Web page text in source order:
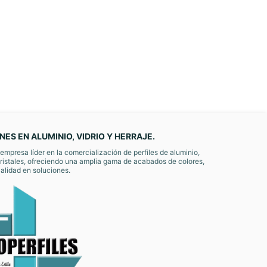
EN ALUMINIO, VIDRIO Y HERRAJE.
líder en la comercialización de perfiles de aluminio,
ofreciendo una amplia gama de acabados de colores,
en soluciones.